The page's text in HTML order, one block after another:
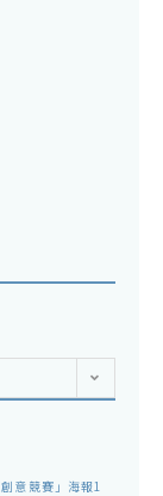
意競賽」海報1